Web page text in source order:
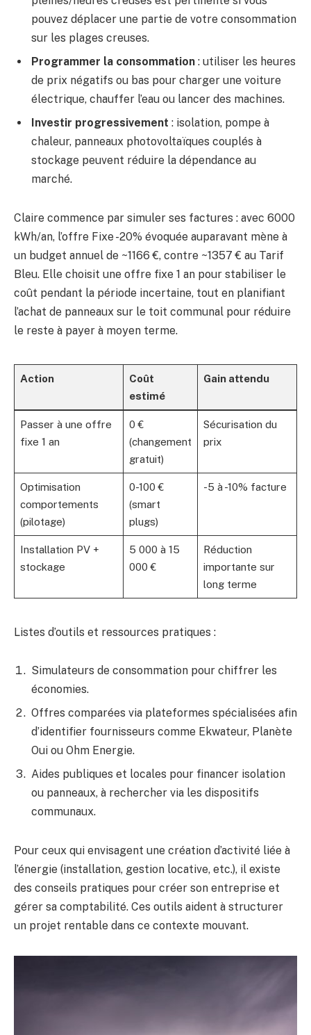
pouvez déplacer une partie de votre consommation
sur les plages creuses.
Programmer la consommation : utiliser les heures
de prix négatifs ou bas pour charger une voiture
électrique, chauffer l’eau ou lancer des machines.
Investir progressivement : isolation, pompe à
chaleur, panneaux photovoltaïques couplés à
stockage peuvent réduire la dépendance au
marché.
Claire commence par simuler ses factures : avec 6000
kWh/an, l’offre Fixe -20% évoquée auparavant mène à
un budget annuel de ~1166 €, contre ~1357 € au Tarif
Bleu. Elle choisit une offre fixe 1 an pour stabiliser le
coût pendant la période incertaine, tout en planifiant
l’achat de panneaux sur le toit communal pour réduire
le reste à payer à moyen terme.
Action
Coût
estimé
Gain attendu
Passer à une offre
fixe 1 an
0 €
(changement
gratuit)
Sécurisation du
prix
Optimisation
comportements
(pilotage)
0-100 €
(smart
plugs)
-5 à -10% facture
Installation PV +
stockage
5 000 à 15
000 €
Réduction
importante sur
long terme
Listes d’outils et ressources pratiques :
Simulateurs de consommation pour chiffrer les
économies.
Offres comparées via plateformes spécialisées afin
d’identifier fournisseurs comme Ekwateur, Planète
Oui ou Ohm Energie.
Aides publiques et locales pour financer isolation
ou panneaux, à rechercher via les dispositifs
communaux.
Pour ceux qui envisagent une création d’activité liée à
l’énergie (installation, gestion locative, etc.), il existe
des conseils pratiques pour créer son entreprise et
gérer sa comptabilité. Ces outils aident à structurer
un projet rentable dans ce contexte mouvant.